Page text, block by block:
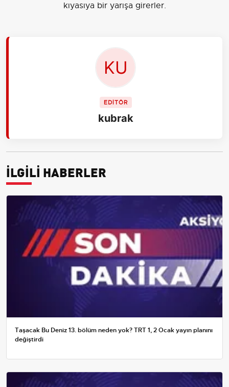
kıyasıya bir yarışa girerler.
EDİTÖR
kubrak
İLGİLİ HABERLER
Taşacak Bu Deniz 13. bölüm neden yok? TRT 1, 2 Ocak yayın planını
değiştirdi